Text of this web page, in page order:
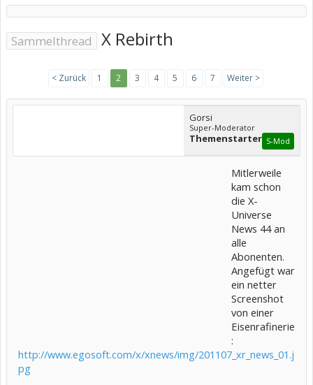
Sammelthread X Rebirth
< Zurück 1 2 3 4 5 6 7 Weiter >
Gorsi
Super-Moderator
Themenstarter S-Mod
Mitlerweile
kam schon
die X-
Universe
News 44 an
alle
Abonenten.
Angefügt war
ein netter
Screenshot
von einer
Eisenrafinerie
:
http://www.egosoft.com/x/xnews/img/201107_xr_news_01.j
pg